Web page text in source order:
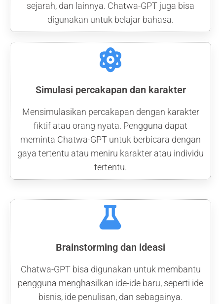
sejarah, dan lainnya. Chatwa-GPT juga bisa
digunakan untuk belajar bahasa.
Simulasi percakapan dan karakter
Mensimulasikan percakapan dengan karakter
fiktif atau orang nyata. Pengguna dapat
meminta Chatwa-GPT untuk berbicara dengan
gaya tertentu atau meniru karakter atau individu
tertentu.
Brainstorming dan ideasi
Chatwa-GPT bisa digunakan untuk membantu
pengguna menghasilkan ide-ide baru, seperti ide
bisnis, ide penulisan, dan sebagainya.